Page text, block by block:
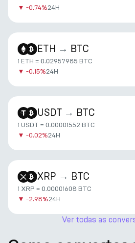
▼ -0.74%24H
ETH → BTC
1 ETH = 0.02957985 BTC
▼ -0.15%24H
USDT → BTC
1 USDT = 0.00001552 BTC
▼ -0.02%24H
XRP → BTC
1 XRP = 0.00001608 BTC
▼ -2.98%24H
Ver todas as